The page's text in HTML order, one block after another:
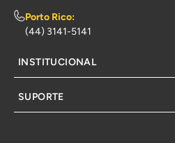
Porto Rico:
(44) 3141-5141
INSTITUCIONAL
SUPORTE